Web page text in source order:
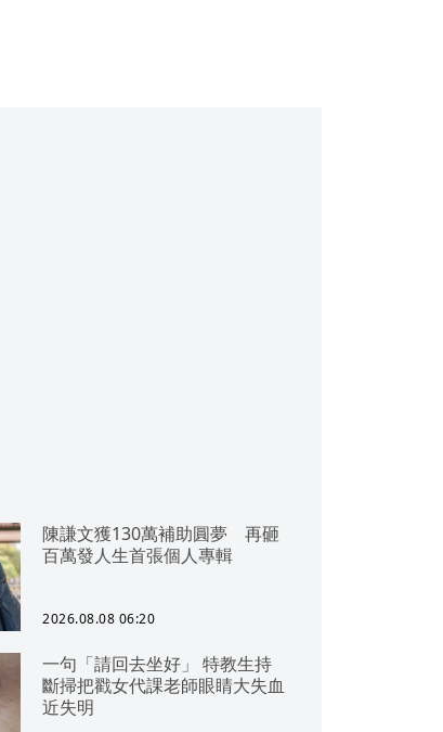
陳謙文獲130萬補助圓夢 再砸
百萬發人生首張個人專輯
2026.08.08 06:20
一句「請回去坐好」 特教生持
斷掃把戳女代課老師眼睛大失血
近失明